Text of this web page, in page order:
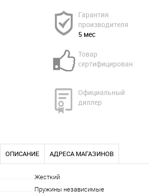
Гарантия
производителя
5 мес
Товар
сертифицирован
Официальный
диллер
ОПИСАНИЕ АДРЕСА МАГАЗИНОВ
Жесткий
Пружины независимые